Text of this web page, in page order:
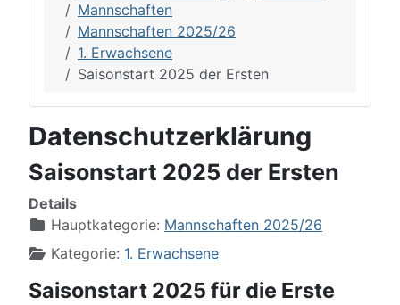
Mannschaften
Mannschaften 2025/26
1. Erwachsene
Saisonstart 2025 der Ersten
Datenschutzerklärung
Saisonstart 2025 der Ersten
Details
Hauptkategorie: Mannschaften 2025/26
Kategorie: 1. Erwachsene
Saisonstart 2025 für die Erste